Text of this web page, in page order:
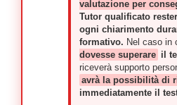
valutazione per
Tutor qualificato
ogni chiarimento
formativo. Nel caso in
dovesse superare il
riceverà supporto
avrà la possibilità di
immediatamente il